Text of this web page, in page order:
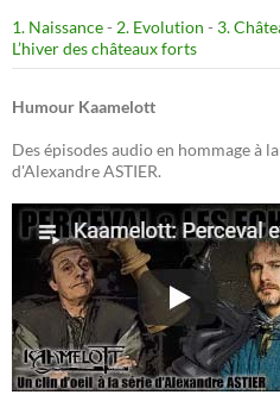
1. Naissance- 2. Evolution - 3.
L’hiver des châteaux forts
Humour Kaamelott
Des épisodes audio en hommage à la
d'Alexandre ASTIER.